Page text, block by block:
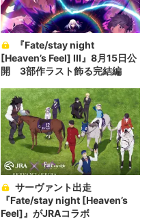
[Heaven’s Feel] III』8月15日公
開 3部作ラスト飾る完結編
『Fate/stay night [Heaven’s
Feel]』がJRAコラボ